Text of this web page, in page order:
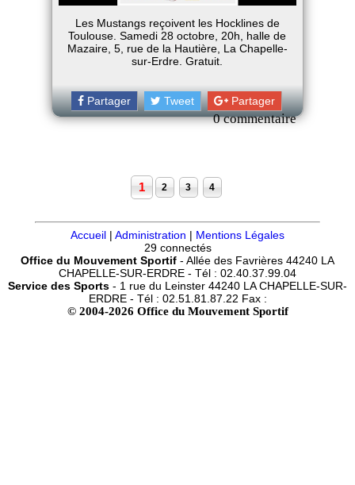
Les Mustangs reçoivent les Hocklines de
Toulouse. Samedi 28 octobre, 20h, halle de
Mazaire, 5, rue de la Hautière, La Chapelle-
sur-Erdre. Gratuit.
Partager Tweet Partager
0 commentaire
1 2 3 4
Accueil | Administration | Mentions Légales
29 connectés
Office du Mouvement Sportif - Allée des Favrières 44240 LA
CHAPELLE-SUR-ERDRE - Tél : 02.40.37.99.04
Service des Sports - 1 rue du Leinster 44240 LA CHAPELLE-SUR-
ERDRE - Tél : 02.51.81.87.22 Fax :
© 2004-2026 Office du Mouvement Sportif